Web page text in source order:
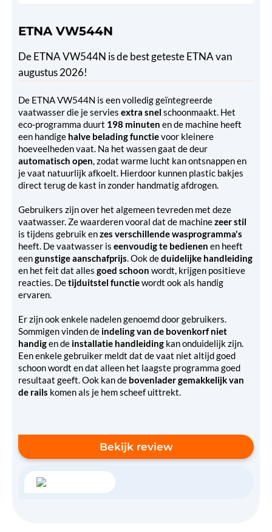
ETNA VW544N
De ETNA VW544N is de best geteste ETNA van
augustus 2026!
De ETNA VW544N is een volledig geïntegreerde
vaatwasser die je servies extra snel schoonmaakt. Het
eco-programma duurt 198 minuten en de machine heeft
een handige halve belading functievoor kleinere
hoeveelheden vaat. Na het wassen gaat de deur
automatisch open , zodat warme lucht kan ontsnappen en
je vaat natuurlijk afkoelt. Hierdoor kunnen plastic bakjes
direct terug de kast in zonder handmatig afdrogen.
Gebruikers zijn over het algemeen tevreden met deze
vaatwasser. Ze waarderen vooral dat de machinezeer stil
is tijdens gebruik enzes verschillende wasprogramma's
heeft. De vaatwasser is eenvoudig te bedienen en heeft
eengunstige aanschafprijs . Ook deduidelijke handleiding
en het feit dat alles goed schoon wordt, krijgen positieve
reacties. Detijduitstel functiewordt ook als handig
ervaren.
Er zijn ook enkele nadelen genoemd door gebruikers.
Sommigen vinden de indeling van de bovenkorf niet
handigen de installatie handleiding kan onduidelijk zijn.
Een enkele gebruiker meldt dat de vaat niet altijd goed
schoon wordt en dat alleen het laagste programma goed
resultaat geeft. Ook kan de bovenlader gemakkelijk van
de rails komen als je hem scheef uittrekt.
Bekijk review